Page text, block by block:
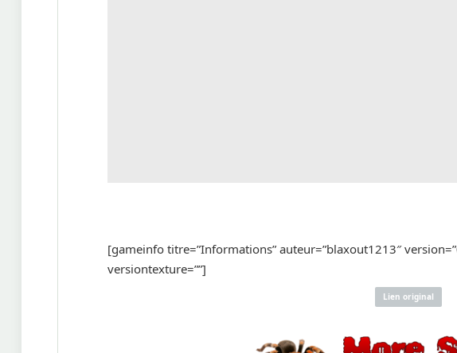
[gameinfo titre=”Informations” auteur=”blaxout1213″
versiontexture=””]
Lien original